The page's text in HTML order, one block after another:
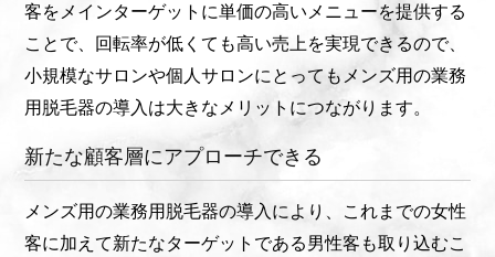
客をメインターゲットに単価の高いメニューを提供する
ことで、回転率が低くても高い売上を実現できるので、
小規模なサロンや個人サロンにとってもメンズ用の業務
用脱毛器の導入は大きなメリットにつながります。
新たな顧客層にアプローチできる
メンズ用の業務用脱毛器の導入により、これまでの女性
客に加えて新たなターゲットである男性客も取り込むこ